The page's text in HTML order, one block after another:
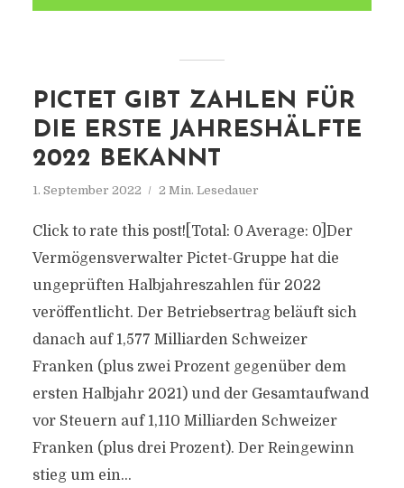
PICTET GIBT ZAHLEN FÜR
DIE ERSTE JAHRESHÄLFTE
2022 BEKANNT
1. September 2022 2 Min. Lesedauer
Click to rate this post![Total: 0 Average: 0]Der
Vermögensverwalter Pictet-Gruppe hat die
ungeprüften Halbjahreszahlen für 2022
veröffentlicht. Der Betriebsertrag beläuft sich
danach auf 1,577 Milliarden Schweizer
Franken (plus zwei Prozent gegenüber dem
ersten Halbjahr 2021) und der Gesamtaufwand
vor Steuern auf 1,110 Milliarden Schweizer
Franken (plus drei Prozent). Der Reingewinn
stieg um ein...